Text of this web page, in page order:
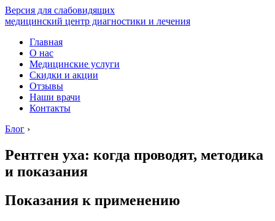
Версия для слабовидящих
медицинский центр диагностики и лечения
Главная
О нас
Медицинские услуги
Скидки и акции
Отзывы
Наши врачи
Контакты
Блог ›
Рентген уха: когда проводят, методика
и показания
Показания к применению